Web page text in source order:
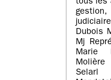
tous les
Dubois
Mj
Marie
Selarl